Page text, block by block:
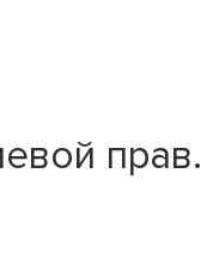
прав.